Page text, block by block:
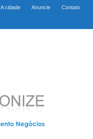
A cidade Anuncie Contato